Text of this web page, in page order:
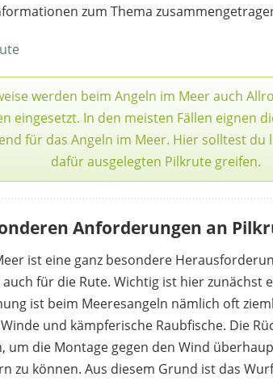
DAIWA
64,00 €
zum Thema
werden beim Angeln im Meer auch
eingesetzt. In den meisten Fällen eignen
für das Angeln im Meer. Hier solltest du
dafür ausgelegten Pilkrute greifen.
Anforderungen an
ist eine ganz besondere
für die Rute. Wichtig ist hier zunächst
ist beim Meeresangeln nämlich oft
und kämpferische Raubfische. Die
um die Montage gegen den Wind
zu können. Aus diesem Grund ist das